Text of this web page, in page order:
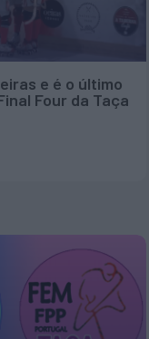
e é o último
Four da Taça